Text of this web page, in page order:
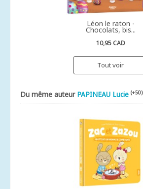
Léon le raton -
Chocolats, bis...
10,95 CAD
Tout voir
Du même auteur PAPINEAU Lucie (+50)